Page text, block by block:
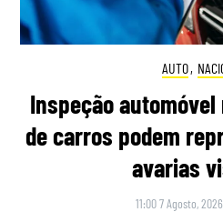
AUTO,
Inspeção
de carros podem
avarias
11:00 7 Agosto, 2026